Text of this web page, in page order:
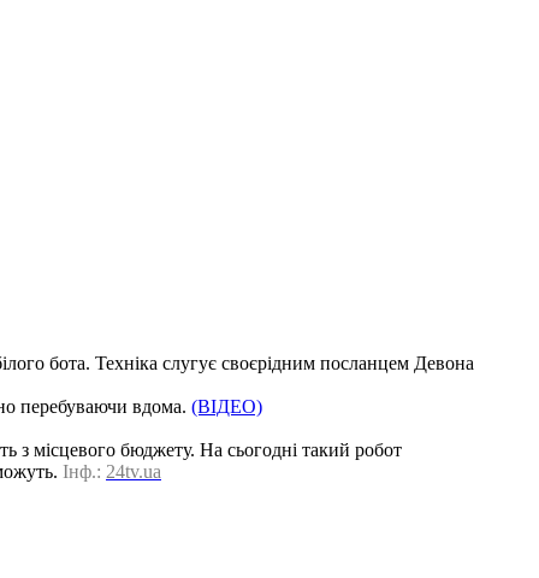
бота. Техніка слугує своєрідним посланцем Девона
перебуваючи вдома. (ВІДЕО)
місцевого бюджету. На сьогодні такий робот
Інф.: 24tv.ua